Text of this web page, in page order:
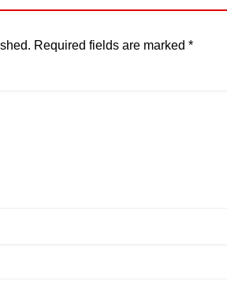
Required fields are marked *